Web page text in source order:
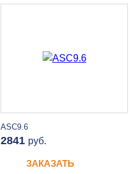
ASC9.6
2841 руб.
ЗАКАЗАТЬ